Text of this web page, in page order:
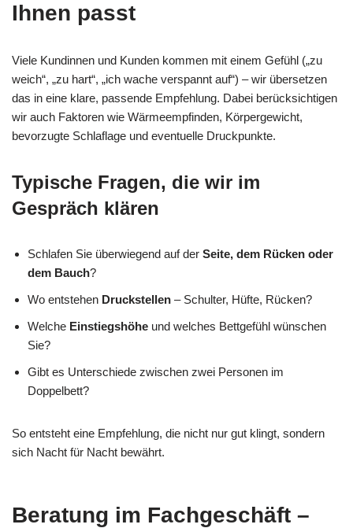
Ihnen passt
Viele Kundinnen und Kunden kommen mit einem Gefühl („zu
weich“, „zu hart“, „ich wache verspannt auf“) – wir übersetzen
das in eine klare, passende Empfehlung. Dabei berücksichtigen
wir auch Faktoren wie Wärmeempfinden, Körpergewicht,
bevorzugte Schlaflage und eventuelle Druckpunkte.
Typische Fragen, die wir im
Gespräch klären
Schlafen Sie überwiegend auf der Seite, dem Rücken oder
dem Bauch?
Wo entstehen Druckstellen – Schulter, Hüfte, Rücken?
Welche Einstiegshöhe und welches Bettgefühl wünschen
Sie?
Gibt es Unterschiede zwischen zwei Personen im
Doppelbett?
So entsteht eine Empfehlung, die nicht nur gut klingt, sondern
sich Nacht für Nacht bewährt.
Beratung im Fachgeschäft –